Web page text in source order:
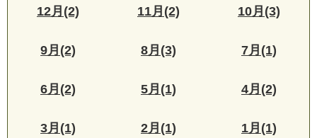
12月(2) 11月(2) 10月(3)
9月(2) 8月(3) 7月(1)
6月(2) 5月(1) 4月(2)
3月(1) 2月(1) 1月(1)